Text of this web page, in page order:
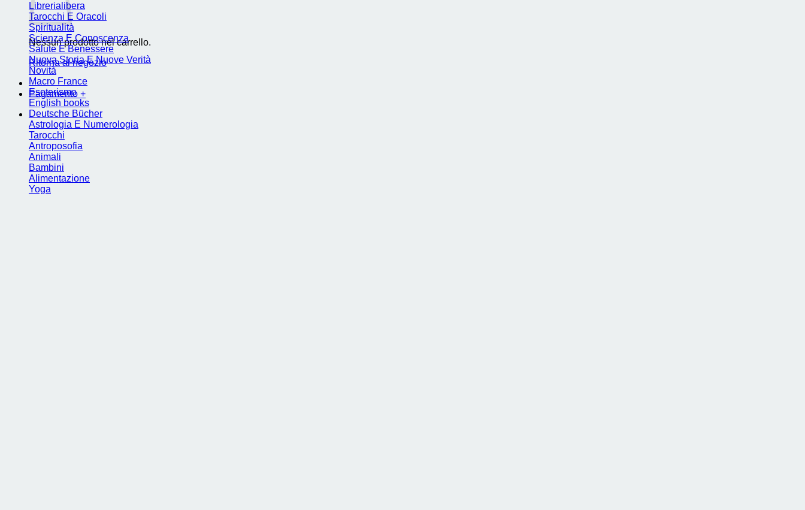
Nessun prodotto nel carrello.
Ritorna al negozio
Pagamento +
Librerialibera
Tarocchi E Oracoli
Spiritualità
Scienza E Conoscenza
Salute E Benessere
Nuova Storia E Nuove Verità
Novità
Macro France
Esoterismo
English books
Deutsche Bücher
Astrologia E Numerologia
Tarocchi
Antroposofia
Animali
Bambini
Alimentazione
Yoga